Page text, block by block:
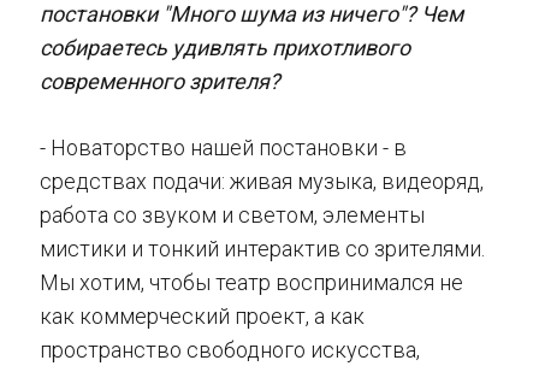
постановки "Много шума из ничего"? Чем
собираетесь удивлять прихотливого
современного зрителя?
- Новаторство нашей постановки - в
средствах подачи: живая музыка, видеоряд,
работа со звуком и светом, элементы
мистики и тонкий интерактив со зрителями.
Мы хотим, чтобы театр воспринимался не
как коммерческий проект, а как
пространство свободного искусства,